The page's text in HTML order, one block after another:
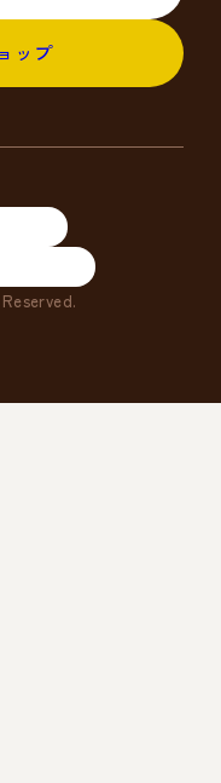
ップ